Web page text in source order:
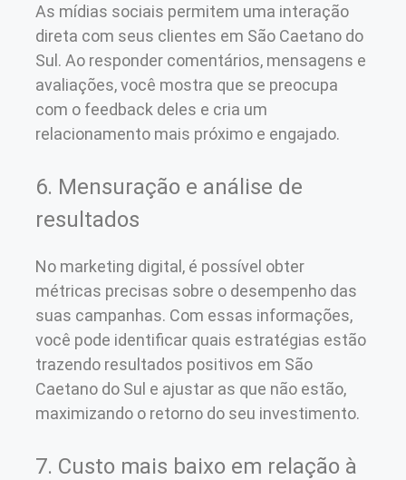
As mídias sociais permitem uma interação
direta com seus clientes em São Caetano do
Sul. Ao responder comentários, mensagens e
avaliações, você mostra que se preocupa
com o feedback deles e cria um
relacionamento mais próximo e engajado.
6. Mensuração e análise de
resultados
No marketing digital, é possível obter
métricas precisas sobre o desempenho das
suas campanhas. Com essas informações,
você pode identificar quais estratégias estão
trazendo resultados positivos em São
Caetano do Sul e ajustar as que não estão,
maximizando o retorno do seu investimento.
7. Custo mais baixo em relação à